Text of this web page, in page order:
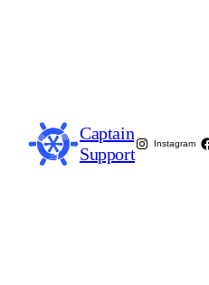
Captain
Support
Instagram